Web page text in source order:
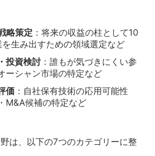
略策定 ：将来の収益の柱として10
生み出すための領域選定など
投資検討：誰もが気づきにくい参
ーシャン市場の特定など
価：自社保有技術の応用可能性
M&A候補の特定など
は、以下の7つのカテゴリーに整